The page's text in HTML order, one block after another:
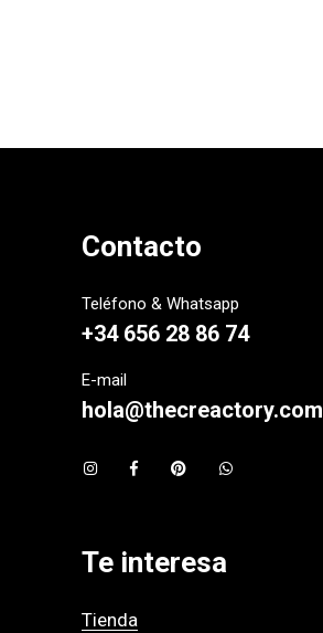
Contacto
Teléfono & Whatsapp
+34 656 28 86 74
E-mail
hola@thecreactory.com
Te interesa
Tienda